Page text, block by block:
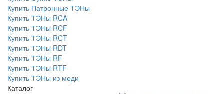
Купить Патронные ТЭНы
Купить ТЭНы RCA
Купить ТЭНы RCF
Купить ТЭНы RCT
Купить ТЭНы RDT
Купить ТЭНы RF
Купить ТЭНы RTF
Купить ТЭНы из меди
Каталог